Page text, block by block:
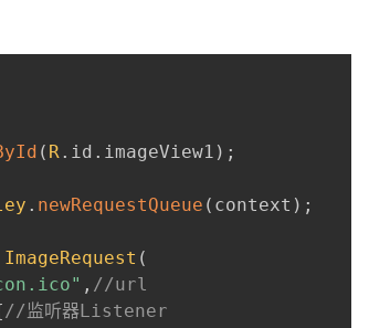
( R. id . imageView1 ) ;
. newRequestQueue ( context ) ;
ImageRequest (
, //url
//监听器Listener